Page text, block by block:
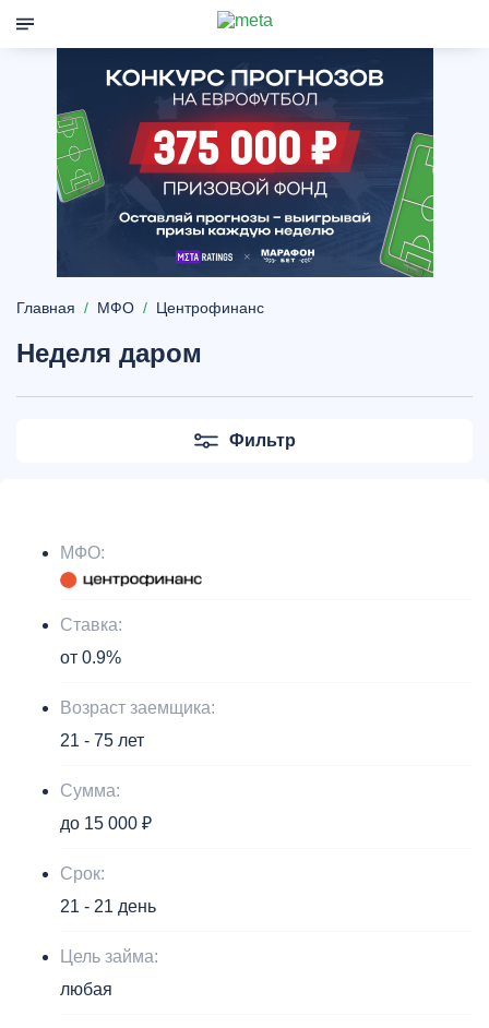
Главная МФО Центрофинанс
Неделя даром
Фильтр
МФО:
Ставка:
от 0.9%
Возраст заемщика:
21 - 75 лет
Сумма:
до 15 000 ₽
Срок:
21 - 21 день
Цель займа:
любая